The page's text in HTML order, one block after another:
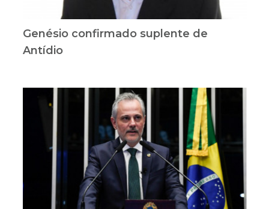
Genésio confirmado suplente de
Antídio